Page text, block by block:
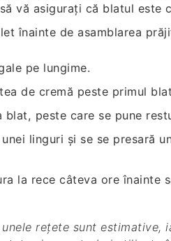
vă asiguraţi că blatul este
înainte de asamblarea
pe lungime.
de cremă peste primul
blat, peste care se pune
linguri şi se se presară
la rece câteva ore înainte